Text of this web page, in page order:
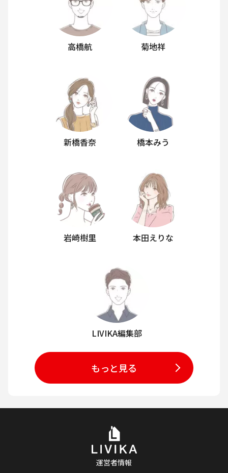
高橋航 菊地祥
新橋香奈 橋本みう
岩崎樹里 本田えりな
LIVIKA編集部
もっと見る
運営者情報